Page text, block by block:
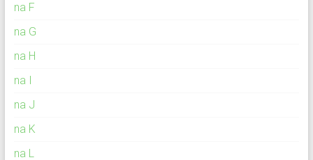
na F
na G
na H
na I
na J
na K
na L